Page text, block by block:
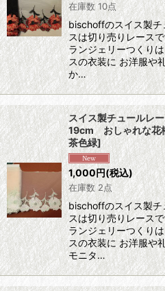
在庫数 10点
bischoffのスイス製チ
スは切り売りレース
ランジェリーつくり
スの衣装に お洋服や
か…
スイス製チュールレ
19cm おしゃれな花
茶色緑]
1,000円(税込)
在庫数 2点
bischoffのスイス製チ
スは切り売りレース
ランジェリーつくり
スの衣装に お洋服や
モニタ…